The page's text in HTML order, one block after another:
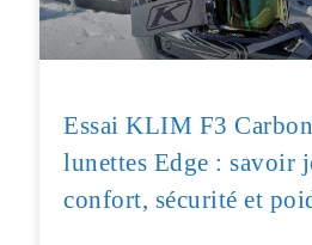
Essai KLIM F3
lunettes Edge : savoir
confort, sécurité et